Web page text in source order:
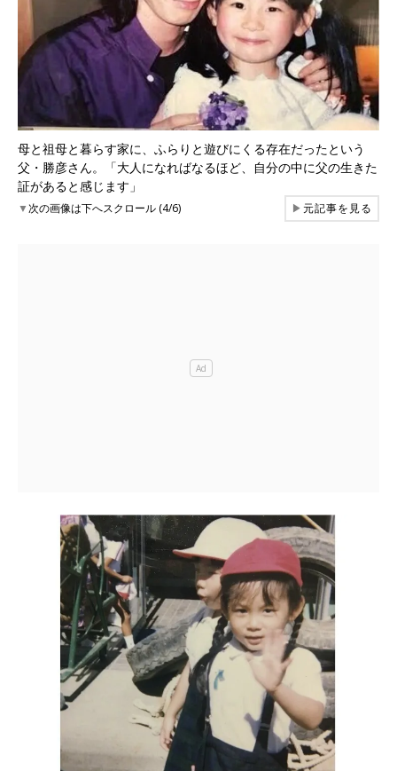
母と祖母と暮らす家に、ふらりと遊びにくる存在だったという
父・勝彦さん。「大人になればなるほど、自分の中に父の生きた
証があると感じます」
▼次の画像は下へスクロール (4/6) ▶元記事を見る